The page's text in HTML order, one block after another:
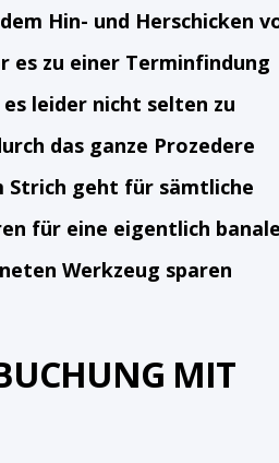
Hin- und Herschicken
es zu einer Terminfindung
leider nicht selten zu
das ganze Prozedere
Strich geht für sämtliche
für eine eigentlich
Werkzeug sparen
MIT